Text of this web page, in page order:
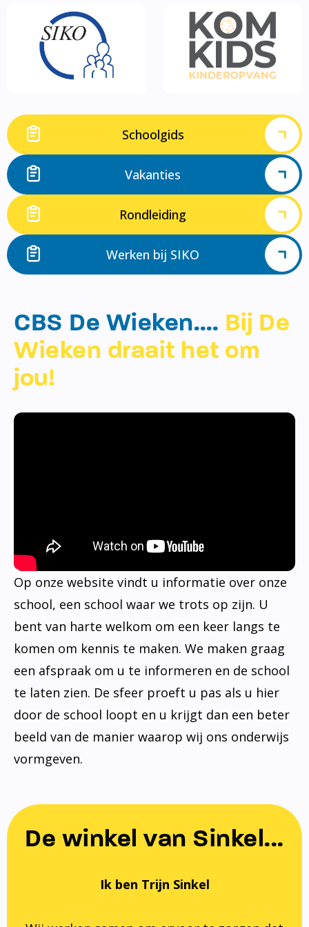
Schoolgids
Vakanties
Rondleiding
Werken bij SIKO
CBS De Wieken…. Bij De
Wieken draait het om
jou!
Op onze website vindt u informatie over onze
school, een school waar we trots op zijn. U
bent van harte welkom om een keer langs te
komen om kennis te maken. We maken graag
een afspraak om u te informeren en de school
te laten zien. De sfeer proeft u pas als u hier
door de school loopt en u krijgt dan een beter
beeld van de manier waarop wij ons onderwijs
vormgeven.
De winkel van Sinkel...
Ik ben Trijn Sinkel